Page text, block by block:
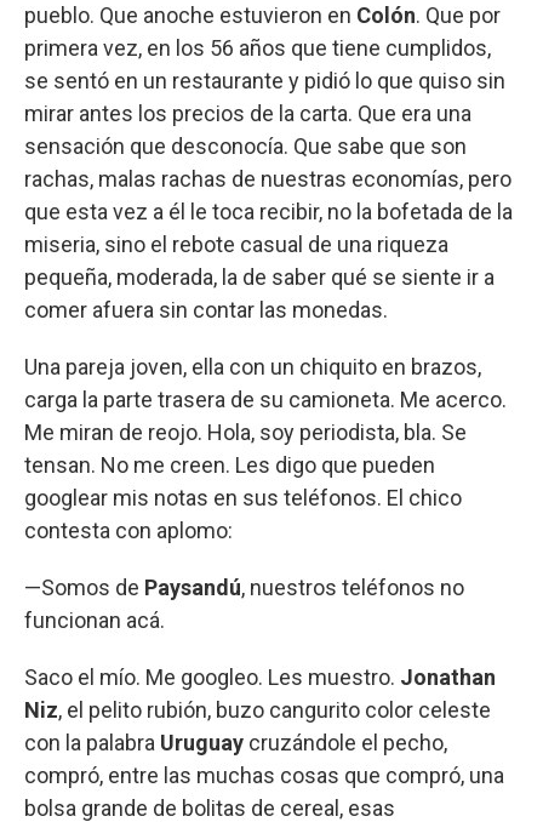
pueblo. Que anoche estuvieron en Colón. Que por
primera vez, en los 56 años que tiene cumplidos,
se sentó en un restaurante y pidió lo que quiso sin
mirar antes los precios de la carta. Que era una
sensación que desconocía. Que sabe que son
rachas, malas rachas de nuestras economías, pero
que esta vez a él le toca recibir, no la bofetada de la
miseria, sino el rebote casual de una riqueza
pequeña, moderada, la de saber qué se siente ir a
comer afuera sin contar las monedas.
Una pareja joven, ella con un chiquito en brazos,
carga la parte trasera de su camioneta. Me acerco.
Me miran de reojo. Hola, soy periodista, bla. Se
tensan. No me creen. Les digo que pueden
googlear mis notas en sus teléfonos. El chico
contesta con aplomo:
—Somos de Paysandú, nuestros teléfonos no
funcionan acá.
Saco el mío. Me googleo. Les muestro. Jonathan
Niz, el pelito rubión, buzo cangurito color celeste
con la palabra Uruguay cruzándole el pecho,
compró, entre las muchas cosas que compró, una
bolsa grande de bolitas de cereal, esas